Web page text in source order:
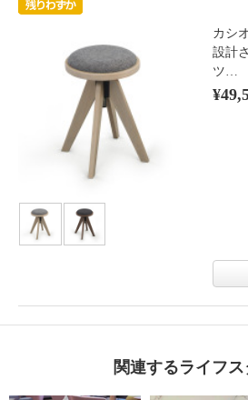
カシ
設計
ツ…
関連するライフ